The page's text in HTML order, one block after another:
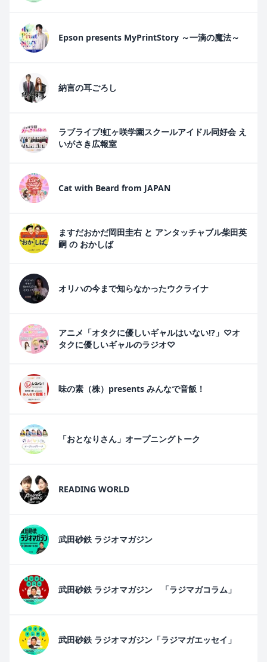
Epson presents MyPrintStory ～一滴の魔法～
納言の耳ごろし
ラブライブ!虹ヶ咲学園スクールアイドル同好会 え
いがさき広報室
Cat with Beard from JAPAN
ますだおかだ岡田圭右 と アンタッチャブル柴田英
嗣 の おかしば
オリハの今まで知らなかったウクライナ
アニメ「オタクに優しいギャルはいない!?」♡オ
タクに優しいギャルのラジオ♡
味の素（株）presents みんなで音飯！
「おとなりさん」オープニングトーク
READING WORLD
武田砂鉄 ラジオマガジン
武田砂鉄 ラジオマガジン 「ラジマガコラム」
武田砂鉄 ラジオマガジン「ラジマガエッセイ」